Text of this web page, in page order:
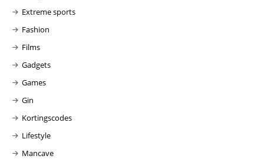
Extreme sports
Fashion
Films
Gadgets
Games
Gin
Kortingscodes
Lifestyle
Mancave